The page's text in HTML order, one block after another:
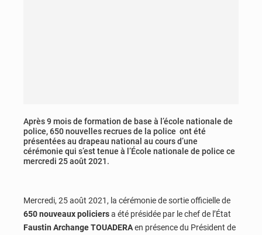
Après 9 mois de formation de base à l’école nationale de
police, 650 nouvelles recrues de la police ont été
présentées au drapeau national au cours d’une
cérémonie qui s’est tenue à l’École nationale de police ce
mercredi 25 août 2021.
Mercredi, 25 août 2021, la cérémonie de sortie officielle de
650 nouveaux policiersa été présidée par le chef de l’État
Faustin Archange TOUADERAen présence du Président de